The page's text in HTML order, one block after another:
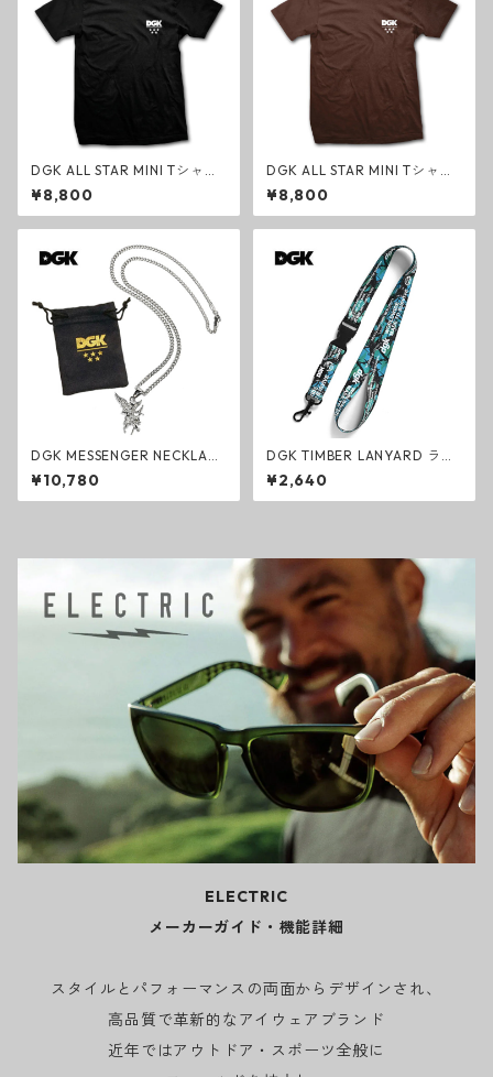
DGK ALL STAR MINI Tシャツ
BLACK クラシック ブラック
スケートボード オールスター
ミニ
¥8,800
DGK ALL STAR MINI Tシャツ
DARK CHOCOLATE クラシッ
ク ダークチョコレート スケー
トボード オールスター ミニ
¥8,800
DGK MESSENGER NECKLACE
ネックレス シルバー スカルマ
スク エンジェル スケートボー
ド アクセサリー
¥10,780
DGK TIMBER LANYARD ラン
ヤード TREE CAMO ファッシ
ョン ネックストラップ スケー
トボード
¥2,640
ELECTRIC
メーカーガイド・機能詳細
スタイルとパフォーマンスの両面からデザインされ、
高品質で革新的なアイウェアブランド
近年ではアウトドア・スポーツ全般に